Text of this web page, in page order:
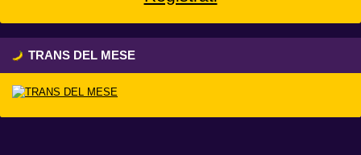
TRANS DEL MESE